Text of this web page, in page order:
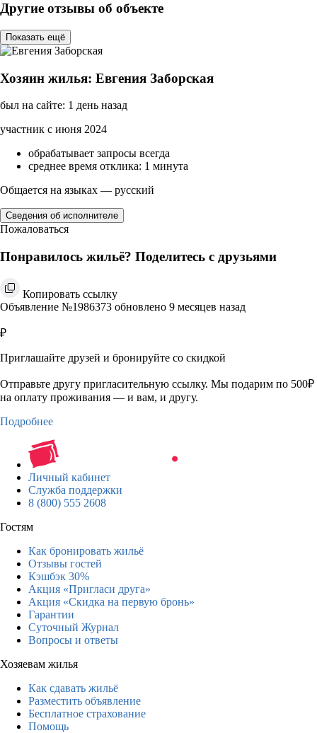
Другие отзывы об объекте
Показать ещё
Хозяин жилья: Евгения Заборская
был на сайте: 1 день назад
участник с июня 2024
обрабатывает запросы всегда
среднее время отклика: 1 минута
Общается на языках — русский
Сведения об исполнителе
Пожаловаться
Понравилось жильё? Поделитесь с друзьями
Копировать ссылку
Объявление №1986373 обновлено 9 месяцев назад
₽
Приглашайте друзей и бронируйте со скидкой
Отправьте другу пригласительную ссылку. Мы подарим по 500₽
на оплату проживания — и вам, и другу.
Подробнее
Личный кабинет
Служба поддержки
8 (800) 555 2608
Гостям
Как бронировать жильё
Отзывы гостей
Кэшбэк 30%
Акция «Пригласи друга»
Акция «Скидка на первую бронь»
Гарантии
Суточный Журнал
Вопросы и ответы
Хозяевам жилья
Как сдавать жильё
Разместить объявление
Бесплатное страхование
Помощь